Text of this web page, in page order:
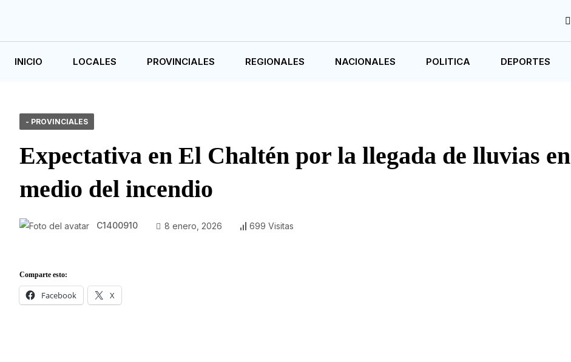
INICIO LOCALES PROVINCIALES REGIONALES NACIONALES POLITICA DEPORTES
- PROVINCIALES
Expectativa en El Chaltén por la llegada de lluvias en
medio del incendio
C1400910 8 enero, 2026 699 Visitas
Comparte esto:
Facebook X